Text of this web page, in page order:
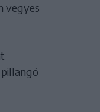
vegyes